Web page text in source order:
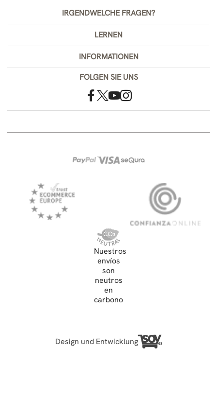
IRGENDWELCHE FRAGEN?
LERNEN
INFORMATIONEN
FOLGEN SIE UNS
Nuestros
envíos
son
neutros
en
carbono
Design und Entwicklung